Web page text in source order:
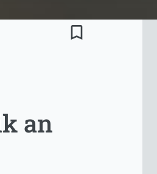
bookmark_border
an